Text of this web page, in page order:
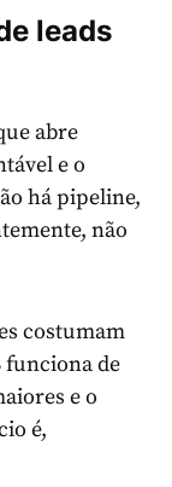
leads
abre
e o
há pipeline,
não
costumam
funciona de
e o
é,